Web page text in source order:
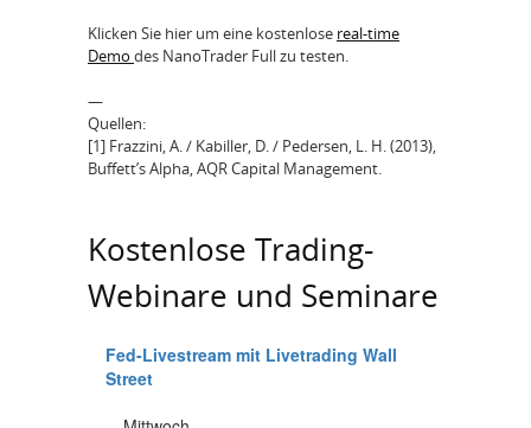
Klicken Sie hier um eine kostenlose real-time
Demo des NanoTrader Full zu testen.
—
Quellen:
[1] Frazzini, A. / Kabiller, D. / Pedersen, L. H. (2013),
Buffett’s Alpha, AQR Capital Management.
Kostenlose Trading-
Webinare und Seminare